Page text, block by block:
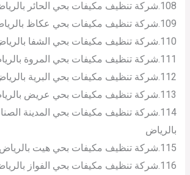
108.شركة تنظيف مكيفات بحي الحائر بالرياض
109.شركة تنظيف مكيفات بحي عكاظ بالرياض
110.شركة تنظيف مكيفات بحي الشفا بالرياض
111.شركة تنظيف مكيفات بحي المروة بالرياض
112.شركة تنظيف مكيفات بحي البرية بالرياض
113.شركة تنظيف مكيفات بحي عريض بالرياض
114.شركة تنظيف مكيفات بحي المدينة
بالرياض
115.شركة تنظيف مكيفات بحي هيت بالرياض
116.شركة تنظيف مكيفات بحي الفواز بالرياض